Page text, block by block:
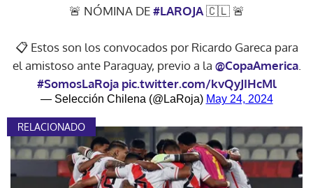
🚨 NÓMINA DE#LAROJA🇨🇱 🚨
📋 Estos son los convocados por Ricardo Gareca para
el amistoso ante Paraguay, previo a la @CopaAmerica.
#SomosLaRoja pic.twitter.com/kvQyJIHcMl
— Selección Chilena (@LaRoja) May 24, 2024
RELACIONADO